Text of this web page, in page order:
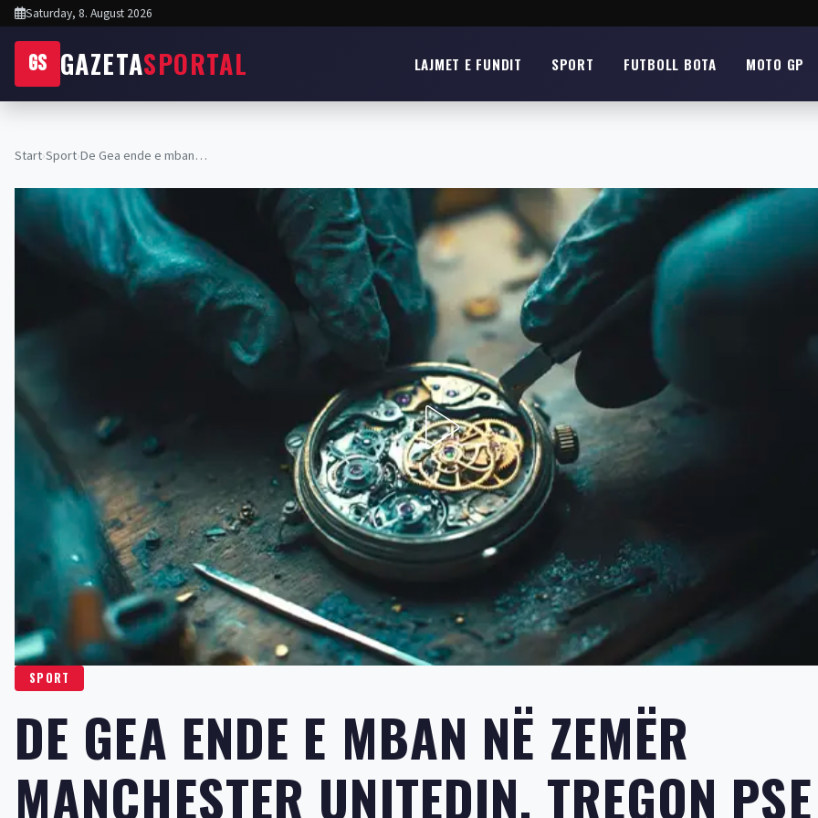
Saturday, 8. August 2026
GS GAZETASPORTAL LAJMET E FUNDIT SPORT FUTBOLL BOTA MOTO GP
Start›Sport›De Gea ende e mban…
SPORT
DE GEA ENDE E MBAN NË ZEMËR
MANCHESTER UNITEDIN, TREGON